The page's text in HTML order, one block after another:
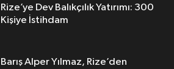
Rize’ye Dev Balıkçılık Yatırımı: 300
Kişiye İstihdam
Barış Alper Yılmaz, Rize’den